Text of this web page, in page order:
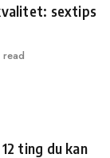
sextips
ting du kan